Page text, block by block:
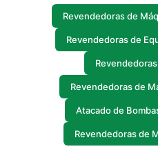
Revendedoras de
Revendedoras de
Revendedoras de
Atacado de
Revendedoras de